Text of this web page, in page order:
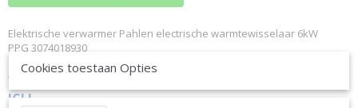
Elektrische verwarmer Pahlen electrische warmtewisselaar 6kW
PPG 3074018930
VRAAG NU UW KORTING
ICI !
Cookies toestaan Opties